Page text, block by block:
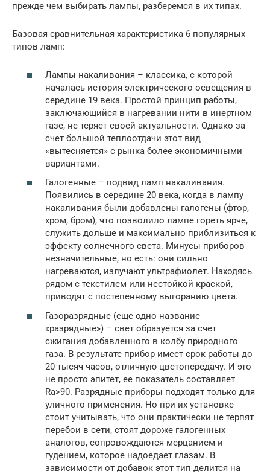
прежде чем выбирать лампы, разберемся в их типах.
Базовая сравнительная характеристика 6 популярных
типов ламп:
Лампы накаливания – классика, с которой
началась история электрического освещения в
середине 19 века. Простой принцип работы,
заключающийся в нагревании нити в инертном
газе, не теряет своей актуальности. Однако за
счет большой теплоотдачи этот вид
«вытесняется» с рынка более экономичными
вариантами.
Галогенные – подвид ламп накаливания.
Появились в середине 20 века, когда в лампу
накаливания были добавлены галогены (фтор,
хром, бром), что позволило лампе гореть ярче,
служить дольше и максимально приблизиться к
эффекту солнечного света. Минусы приборов
незначительные, но есть: они сильно
нагреваются, излучают ультрафиолет. Находясь
рядом с текстилем или нестойкой краской,
приводят с постепенному выгоранию цвета.
Газоразрядные (еще одно название
«разрядные») – свет образуется за счет
сжигания добавленного в колбу природного
газа. В результате прибор имеет срок работы до
20 тысяч часов, отличную цветопередачу. И это
не просто эпитет, ее показатель составляет
Ra>90. Разрядные приборы подходят только для
уличного применения. Но при их установке
стоит учитывать, что они практически не терпят
перебои в сети, стоят дороже галогенных
аналогов, сопровождаются мерцанием и
гудением, которое надоедает глазам. В
зависимости от добавок этот тип делится на